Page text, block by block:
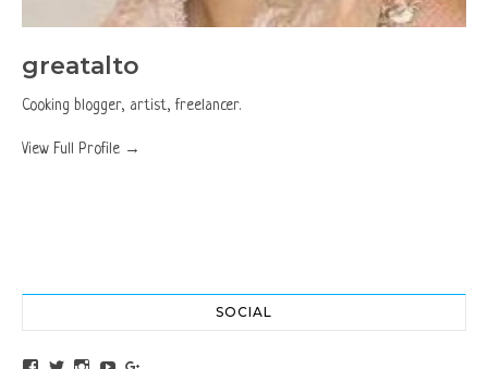
greatalto
Cooking blogger, artist, freelancer.
View Full Profile →
SOCIAL